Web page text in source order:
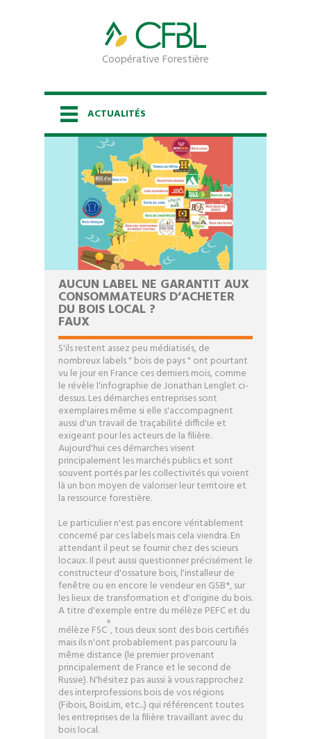
Coopérative Forestière
ACTUALITÉS
ACCUEIL
LA COOPÉRATIVE
LES SERVICES
ESPACE PROPRIÉTAIRE
VENTES GROUPÉES
ACTUALITÉS
CONTACT
AUCUN LABEL NE GARANTIT AUX
CONSOMMATEURS D’ACHETER
DU BOIS LOCAL ?
FAUX
S'ils restent assez peu médiatisés, de
nombreux labels " bois de pays " ont pourtant
vu le jour en France ces derniers mois, comme
le révèle l'infographie de Jonathan Lenglet ci-
dessus. Les démarches entreprises sont
exemplaires même si elle s'accompagnent
aussi d'un travail de traçabilité difficile et
exigeant pour les acteurs de la filière.
Aujourd'hui ces démarches visent
principalement les marchés publics et sont
souvent portés par les collectivités qui voient
là un bon moyen de valoriser leur territoire et
la ressource forestière.
Le particulier n'est pas encore véritablement
concerné par ces labels mais cela viendra. En
attendant il peut se fournir chez des scieurs
locaux. Il peut aussi questionner précisément le
constructeur d'ossature bois, l'installeur de
fenêtre ou en encore le vendeur en GSB*, sur
les lieux de transformation et d'origine du bois.
A titre d'exemple entre du mélèze PEFC et du
mélèze FSC®, tous deux sont des bois certifiés
mais ils n'ont probablement pas parcouru la
même distance (le premier provenant
principalement de France et le second de
Russie). N'hésitez pas aussi à vous rapprochez
des interprofessions bois de vos régions
(Fibois, BoisLim, etc...) qui référencent toutes
les entreprises de la filière travaillant avec du
bois local.